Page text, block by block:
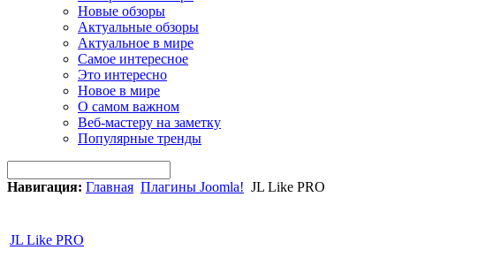
Новые обзоры
Актуальные обзоры
Актуальное в мире
Самое интересное
Это интересно
Новое в мире
О самом важном
Веб-мастеру на заметку
Популярные тренды
Навигация: Главная Плагины Joomla! JL Like PRO
JL Like PRO